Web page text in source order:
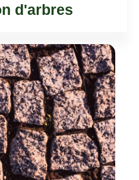
d'arbres